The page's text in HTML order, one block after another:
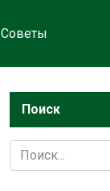
Советы
Поиск
Search
for: